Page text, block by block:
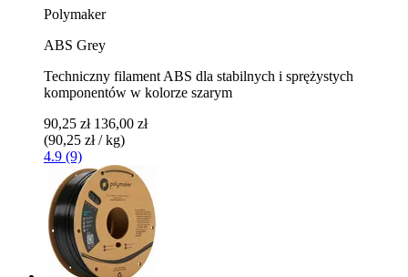
Polymaker
ABS Grey
Techniczny filament ABS dla stabilnych i sprężystych
komponentów w kolorze szarym
90,25 zł 136,00 zł
(90,25 zł / kg)
4.9 (9)